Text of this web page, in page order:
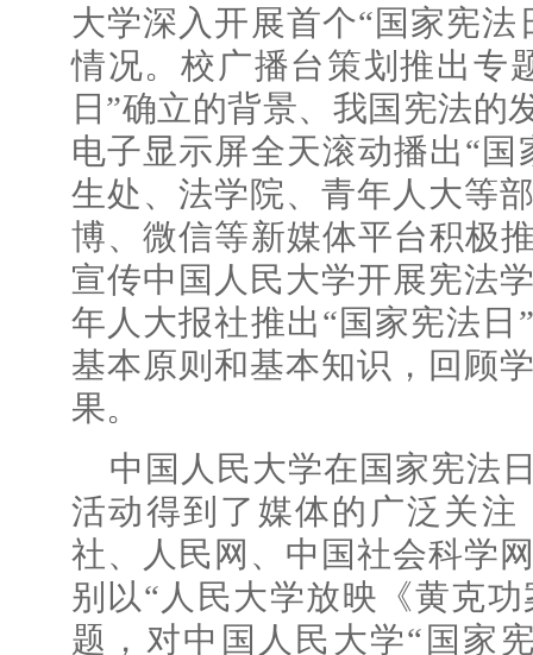
大学深入开展首个“国家宪
情况。校广播台策划推出专
日”确立的背景、我国宪法的
电子显示屏全天滚动播出“
生处、法学院、青年人大等
博、微信等新媒体平台积极
宣传中国人民大学开展宪法
年人大报社推出“国家宪法
基本原则和基本知识，回顾
果。
中国人民大学在国家宪法
活动得到了媒体的广泛关
社、人民网、中国社会科学
别以“人民大学放映《黄克
题，对中国人民大学“国家